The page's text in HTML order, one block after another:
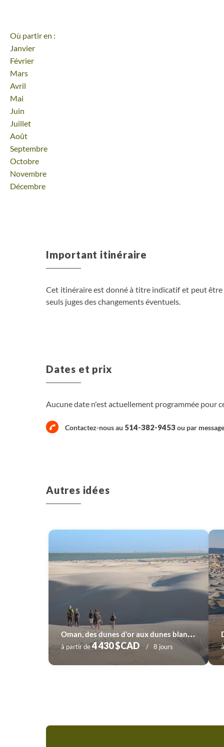
Où partir en :
Janvier
Février
Mars
Avril
Mai
Juin
Juillet
Août
Septembre
Octobre
Novembre
Décembre
Important itinéraire
Cet itinéraire est donné à titre indicatif et peut être
seuls juges des changements éventuels.
Dates et prix
Aucune date n'est actuellement programmée pour
Contactez-nous au 514-382-9453ou par message
Autres idées
O
man, des dunes d'or aux dunes blanches
à partir de4 430 $CAD 8 jours